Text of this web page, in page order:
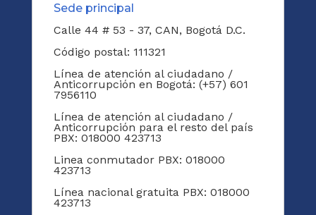
Sede principal
Calle 44 # 53 - 37, CAN, Bogotá D.C.
Código postal: 111321
Línea de atención al ciudadano /
Anticorrupción en Bogotá: (+57) 601
7956110
Línea de atención al ciudadano /
Anticorrupción para el resto del país
PBX: 018000 423713
Linea conmutador PBX: 018000
423713
Línea nacional gratuita PBX: 018000
423713